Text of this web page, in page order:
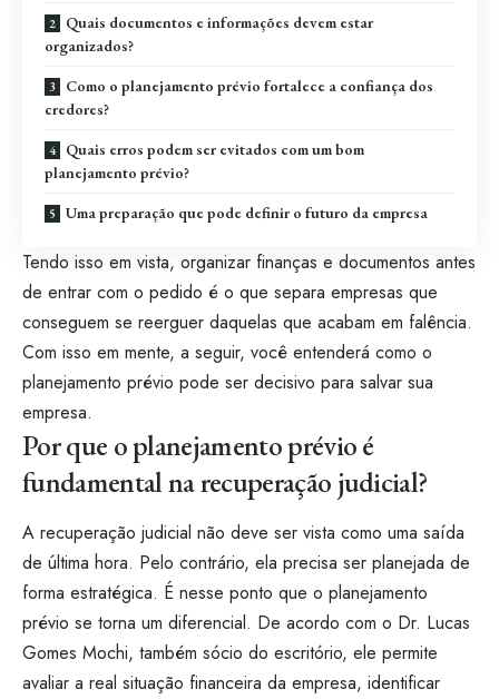
Quais documentos e informações devem estar
organizados?
Como o planejamento prévio fortalece a confiança dos
credores?
Quais erros podem ser evitados com um bom
planejamento prévio?
Uma preparação que pode definir o futuro da empresa
Tendo isso em vista, organizar finanças e documentos antes
de entrar com o pedido é o que separa empresas que
conseguem se reerguer daquelas que acabam em falência.
Com isso em mente, a seguir, você entenderá como o
planejamento prévio pode ser decisivo para salvar sua
empresa.
Por que o planejamento prévio é
fundamental na recuperação judicial?
A recuperação judicial não deve ser vista como uma saída
de última hora. Pelo contrário, ela precisa ser planejada de
forma estratégica. É nesse ponto que o planejamento
prévio se torna um diferencial. De acordo com o Dr. Lucas
Gomes Mochi, também sócio do escritório, ele permite
avaliar a real situação financeira da empresa, identificar